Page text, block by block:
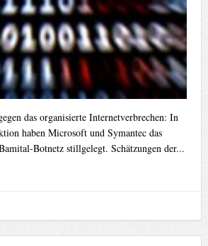
das organisierte Internetverbrechen: In
haben Microsoft und Symantec das
am08. Januar 2013 in :IT News